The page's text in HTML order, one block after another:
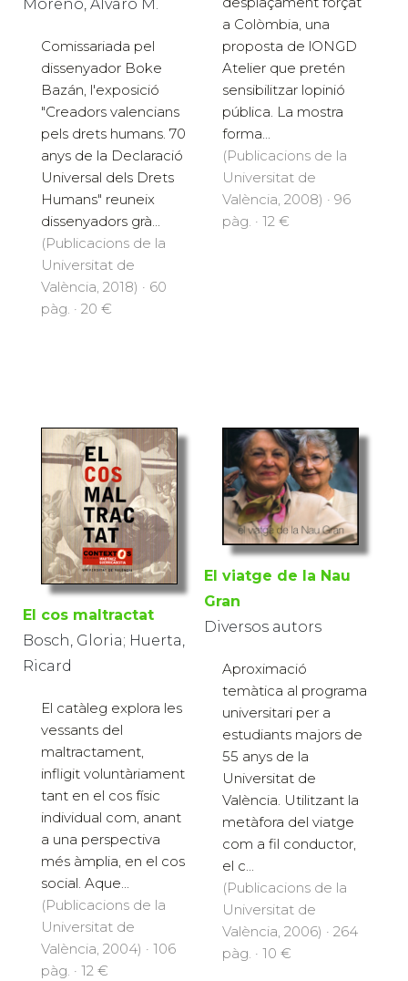
Moreno, Álvaro M.
Comissariada pel
dissenyador Boke
Bazán, l'exposició
"Creadors valencians
pels drets humans. 70
anys de la Declaració
Universal dels Drets
Humans" reuneix
dissenyadors grà...
(Publicacions de la
Universitat de
València, 2018) · 60
pàg. · 20 €
a Colòmbia, una
proposta de lONGD
Atelier que pretén
sensibilitzar lopinió
pública. La mostra
forma...
(Publicacions de la
Universitat de
València, 2008) · 96
pàg. · 12 €
El cos maltractat
Bosch, Gloria; Huerta,
Ricard
El catàleg explora les
vessants del
maltractament,
infligit voluntàriament
tant en el cos físic
individual com, anant
a una perspectiva
més àmplia, en el cos
social. Aque...
(Publicacions de la
Universitat de
València, 2004) · 106
pàg. · 12 €
El viatge de la Nau
Gran
Diversos autors
Aproximació
temàtica al programa
universitari per a
estudiants majors de
55 anys de la
Universitat de
València. Utilitzant la
metàfora del viatge
com a fil conductor,
el c...
(Publicacions de la
Universitat de
València, 2006) · 264
pàg. · 10 €